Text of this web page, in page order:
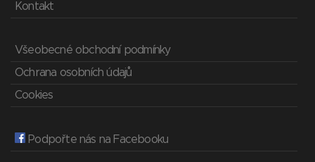
Kontakt
Všeobecné obchodní podmínky
Ochrana osobních údajů
Cookies
Podpořte nás na Facebooku